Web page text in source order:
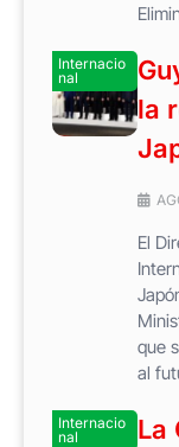
Internacio
nal
la
El
que
al
Internacio
nal
La